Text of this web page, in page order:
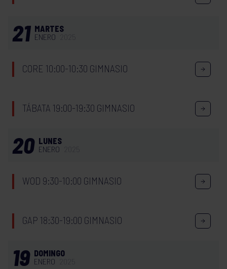
21 MARTES
ENERO
CORE 10:00-10:30 GIMNASIO
TÁBATA 19:00-19:30 GIMNASIO
20 LUNES
ENERO
WOD 9:30-10:00 GIMNASIO
GAP 18:30-19:00 GIMNASIO
19 DOMINGO
ENERO